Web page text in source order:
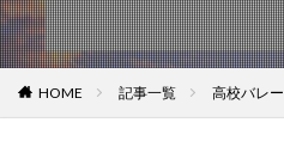
HOME 記事一覧 高校バレー